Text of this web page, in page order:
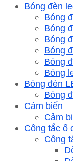
31,320₫.
Bóng đèn
Bóng
Bóng
Bóng
Bóng
Bóng
Bóng
Bóng đèn
Bóng
Cảm biến
Cảm
Công tắc ổ
Công